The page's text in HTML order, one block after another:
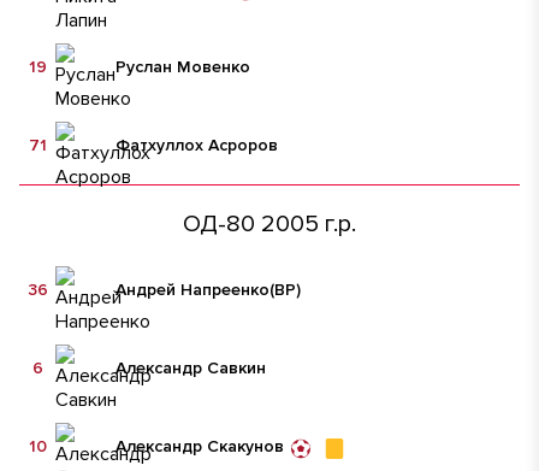
Руслан Мовенко
19
Фатхуллох Асроров
71
ОД-80 2005 г.р.
Андрей Напреенко(ВР)
36
Александр Савкин
6
Александр Скакунов
10